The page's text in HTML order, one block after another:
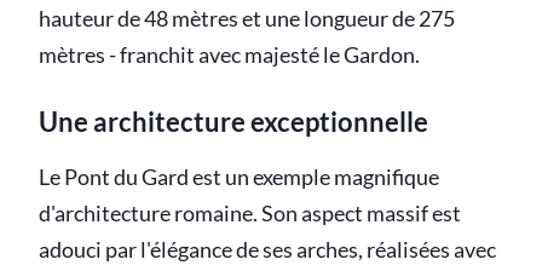
hauteur de 48 mètres et une longueur de 275
mètres - franchit avec majesté le Gardon.
Une architecture exceptionnelle
Le Pont du Gard est un exemple magnifique
d'architecture romaine. Son aspect massif est
adouci par l'élégance de ses arches, réalisées avec